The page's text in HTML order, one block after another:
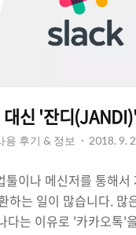
신 '잔디
후기 & 정보
2018. 9.
툴이나 메신저를 통해서
하는 일이 많습니다. 많
다는 이유로 '카카오톡'